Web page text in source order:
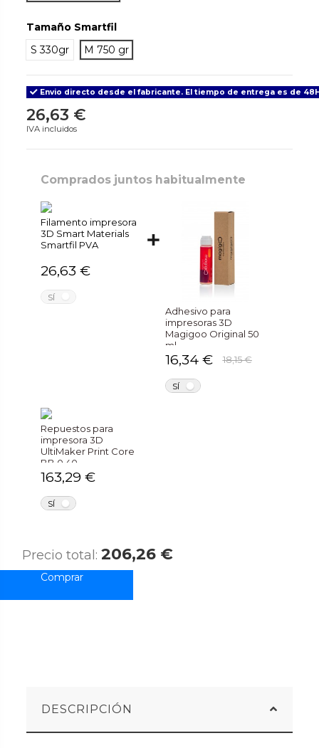
Tamaño Smartfil
S 330gr
M 750 gr
Envio directo desde el fabricante. El tiempo de entrega es de
26,63 €
IVA incluidos
Comprados juntos habitualmente
Filamento impresora
3D Smart Materials
Smartfil PVA
26,63 €
SÍ
Adhesivo para
impresoras 3D
Magigoo Original 50
ml
16,34 € 18,15 €
SÍ
Repuestos para
impresora 3D
UltiMaker Print Core
BB 0,40
163,29 €
SÍ
Precio total:206,26 €
DESCRIPCIÓN